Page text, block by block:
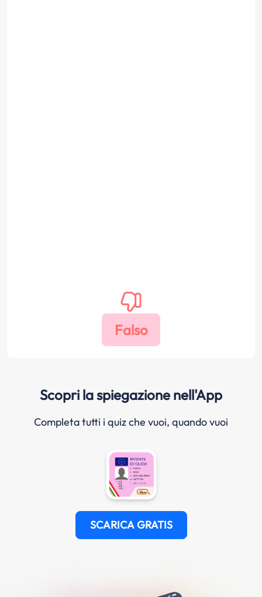
Scopri la spiegazione nell'App
Completa tutti i quiz che vuoi, quando vuoi
SCARICA GRATIS